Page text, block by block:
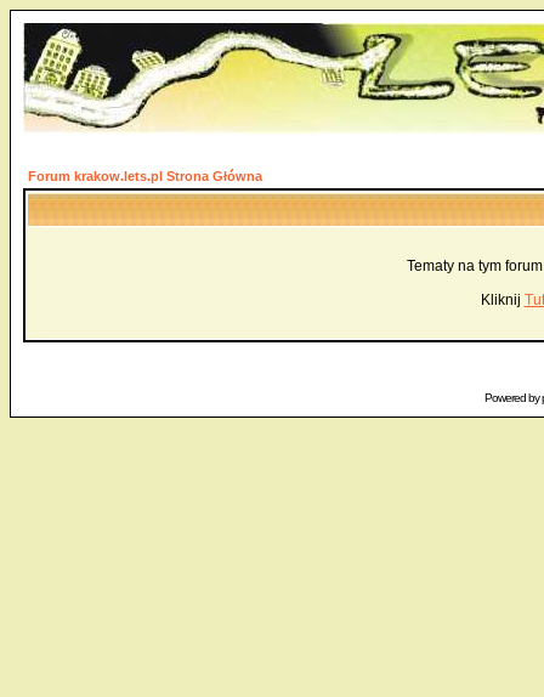
Forum krakow.lets.pl Strona Główna
Tematy na tym
Kliknij
Powered by